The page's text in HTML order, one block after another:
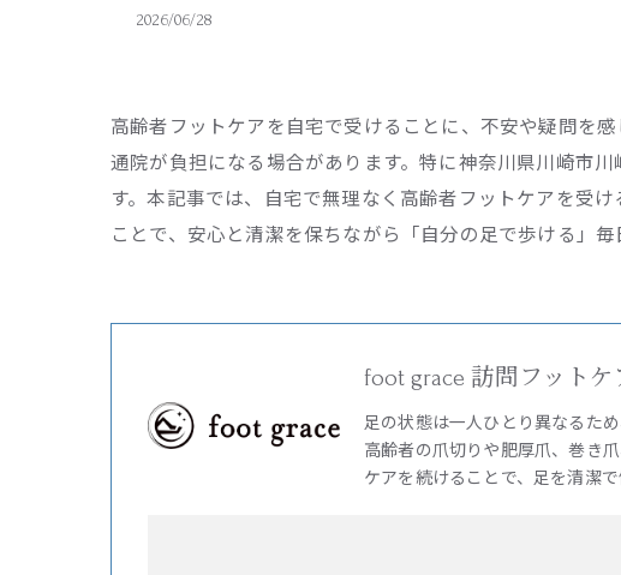
2026/06/28
高齢者フットケアを自宅で受けることに、不安や疑問を
通院が負担になる場合があります。特に神奈川県川崎市
す。本記事では、自宅で無理なく高齢者フットケアを受
ことで、安心と清潔を保ちながら「自分の足で歩ける」
foot grace 訪問フット
足の状態は一人ひとり異なるた
高齢者の爪切りや肥厚爪、巻き
ケアを続けることで、足を清潔